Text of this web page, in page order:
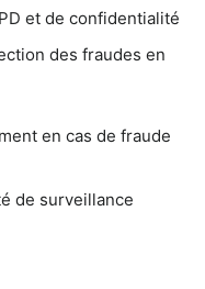
et de confidentialité
des fraudes en
en cas de fraude
de surveillance